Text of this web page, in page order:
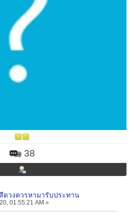
38
ดวงควรหามารับประทาน
01:55:21 AM »